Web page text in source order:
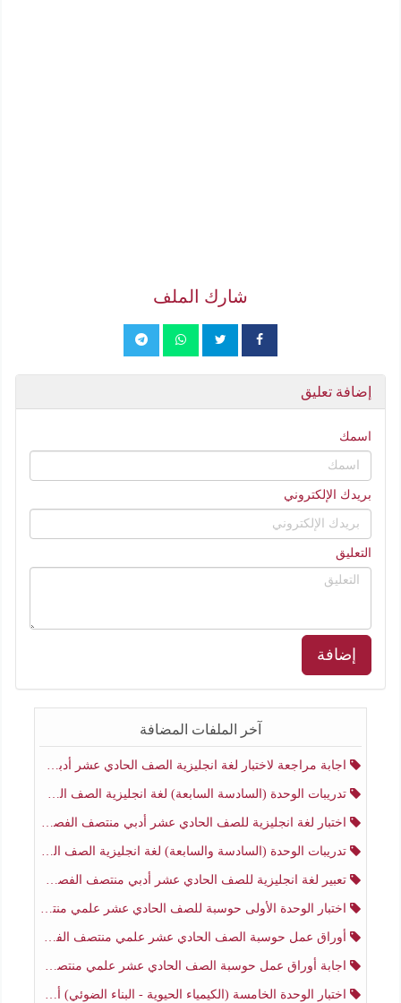
شارك الملف
إضافة تعليق
اسمك
بريدك الإلكتروني
التعليق
إضافة
آخر الملفات المضافة
اجابة مراجعة لاختبار لغة انجليزية الصف الحادي عشر أدبي منتصف الفصل الثاني
تدريبات الوحدة (السادسة السابعة) لغة انجليزية الصف الحادي عشر أدبي منتصف الفصل الثاني
اختبار لغة انجليزية للصف الحادي عشر أدبي منتصف الفصل الثاني
تدريبات الوحدة (السادسة والسابعة) لغة انجليزية الصف الحادي عشر أدبي الفصل الثاني
تعبير لغة انجليزية للصف الحادي عشر أدبي منتصف الفصل الثاني
اختبار الوحدة الأولى حوسبة للصف الحادي عشر علمي منتصف الفصل الثاني
أوراق عمل حوسبة الصف الحادي عشر علمي منتصف الفصل الثاني
اجابة أوراق عمل حوسبة الصف الحادي عشر علمي منتصف الفصل الثاني
اختبار الوحدة الخامسة (الكيمياء الحيوية - البناء الضوئي) أحياء الصف الحادي عشر علمي الفصل الثاني